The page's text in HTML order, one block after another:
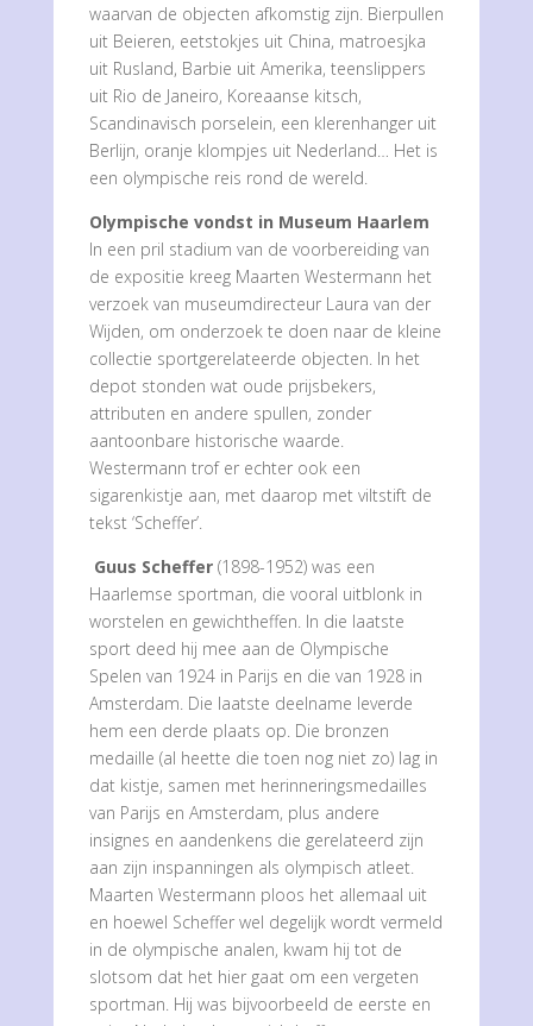
waarvan de objecten afkomstig zijn. Bierpullen
uit Beieren, eetstokjes uit China, matroesjka
uit Rusland, Barbie uit Amerika, teenslippers
uit Rio de Janeiro, Koreaanse kitsch,
Scandinavisch porselein, een klerenhanger uit
Berlijn, oranje klompjes uit Nederland… Het is
een olympische reis rond de wereld.
Olympische vondst in Museum Haarlem
In een pril stadium van de voorbereiding van
de expositie kreeg Maarten Westermann het
verzoek van museumdirecteur Laura van der
Wijden, om onderzoek te doen naar de kleine
collectie sportgerelateerde objecten. In het
depot stonden wat oude prijsbekers,
attributen en andere spullen, zonder
aantoonbare historische waarde.
Westermann trof er echter ook een
sigarenkistje aan, met daarop met viltstift de
tekst ‘Scheffer’.
Guus Scheffer(1898-1952) was een
Haarlemse sportman, die vooral uitblonk in
worstelen en gewichtheffen. In die laatste
sport deed hij mee aan de Olympische
Spelen van 1924 in Parijs en die van 1928 in
Amsterdam. Die laatste deelname leverde
hem een derde plaats op. Die bronzen
medaille (al heette die toen nog niet zo) lag in
dat kistje, samen met herinneringsmedailles
van Parijs en Amsterdam, plus andere
insignes en aandenkens die gerelateerd zijn
aan zijn inspanningen als olympisch atleet.
Maarten Westermann ploos het allemaal uit
en hoewel Scheffer wel degelijk wordt vermeld
in de olympische analen, kwam hij tot de
slotsom dat het hier gaat om een vergeten
sportman. Hij was bijvoorbeeld de eerste en